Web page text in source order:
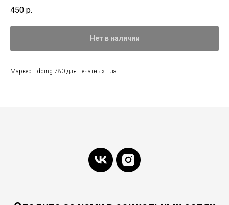
450 р.
Нет в наличии
Маркер Edding 780 для печатных плат